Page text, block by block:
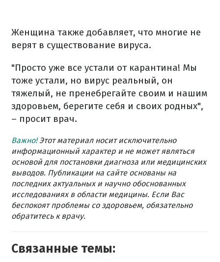
Женщина также добавляет, что многие не
верят в существование вируса.
"Просто уже все устали от карантина! Мы
тоже устали, но вирус реальный, он
тяжелый, не пренебрегайте своим и нашим
здоровьем, берегите себя и своих родных",
– просит врач.
Важно!Этот материал носит исключительно
информационный характер и не может являться
основой для постановки диагноза или медицинских
выводов. Публикации на сайте основаны на
последних актуальных и научно обоснованных
исследованиях в области медицины. Если Вас
беспокоят проблемы со здоровьем, обязательно
обратитесь к врачу.
Связанные темы: